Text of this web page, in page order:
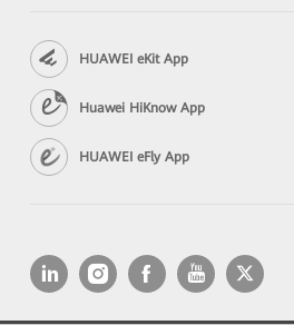
HUAWEI eKit App
Huawei HiKnow App
HUAWEI eFly App